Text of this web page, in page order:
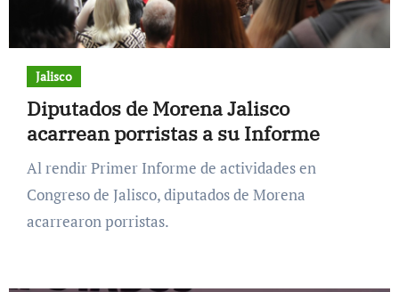
Jalisco
Diputados de Morena Jalisco
acarrean porristas a su Informe
Al rendir Primer Informe de actividades en
Congreso de Jalisco, diputados de Morena
acarrearon porristas.